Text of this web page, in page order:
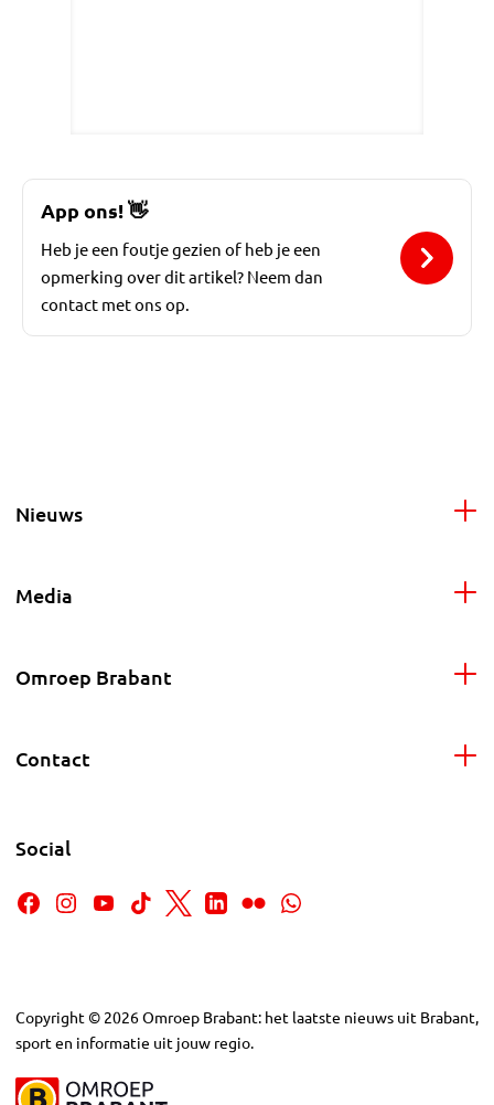
App ons!👋
Heb je een foutje gezien of heb je een
opmerking over dit artikel? Neem dan
contact met ons op.
Nieuws
Media
Omroep Brabant
Contact
Social
Copyright © 2026Omroep Brabant: het laatste nieuws uit Brabant,
sport en informatie uit jouw regio.